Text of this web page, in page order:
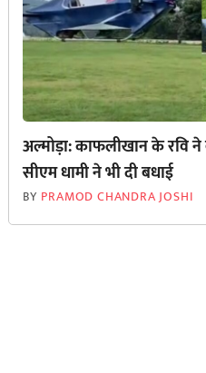
अल्मोड़ा: काफलीखान के रवि
सीएम धामी ने भी दी बधाई
BY PRAMOD CHANDRA JOSHI